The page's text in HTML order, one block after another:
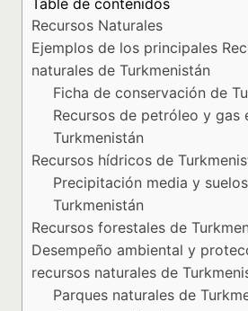
Recursos Naturales
Ejemplos de los principales
naturales de Turkmenistán
Ficha de conservación de
Recursos de petróleo y gas
Turkmenistán
Recursos hídricos de
Precipitación media y
Turkmenistán
Recursos forestales de
Desempeño ambiental y
recursos naturales de
Parques naturales de